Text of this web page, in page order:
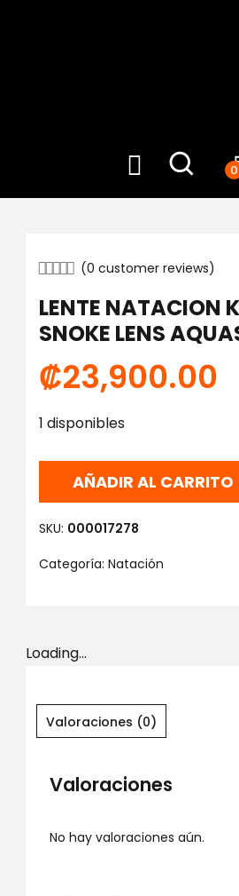
0
(0 customer reviews)
LENTE NATACION
SNOKE LENS
₡23,900.00
1 disponibles
AÑADIR AL CARRITO
SKU: 000017278
Categoría: Natación
Loading...
Valoraciones (0)
Valoraciones
No hay valoraciones aún.